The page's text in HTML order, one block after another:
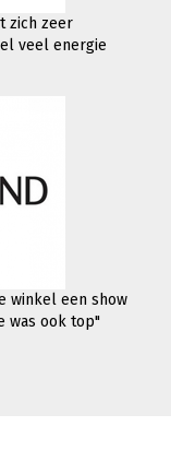
zich zeer
veel energie
winkel een show
was ook top"